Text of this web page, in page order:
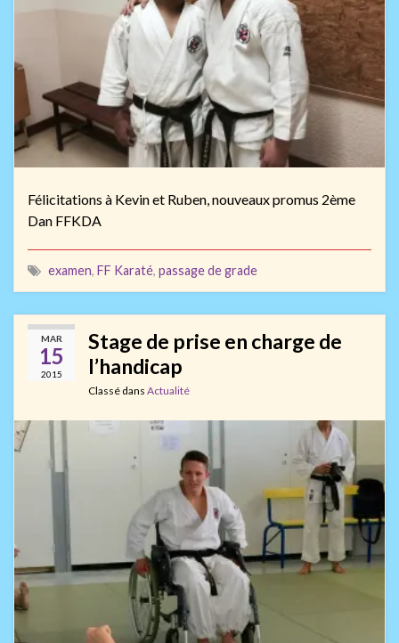
Félicitations à Kevin et Ruben, nouveaux promus 2ème
Dan FFKDA
examen, FF Karaté, passage de grade
MAR
15
2015
Stage de prise en charge de
l’handicap
Classé dans Actualité